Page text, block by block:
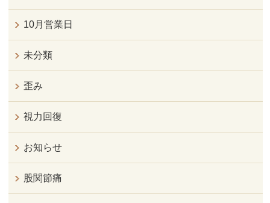
10月営業日
未分類
歪み
視力回復
お知らせ
股関節痛